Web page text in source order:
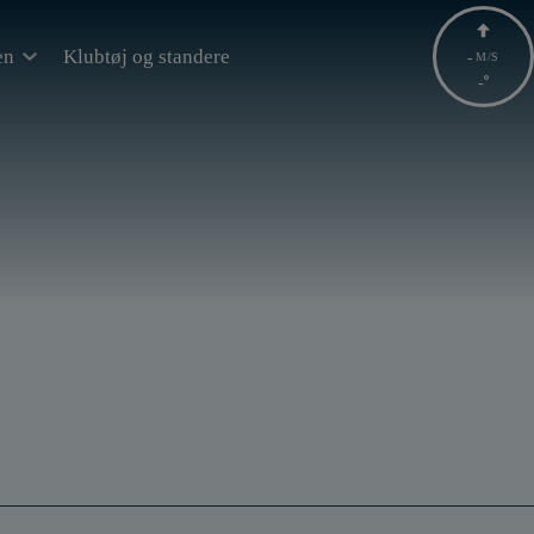
Klubtøj og standere - M/S
-